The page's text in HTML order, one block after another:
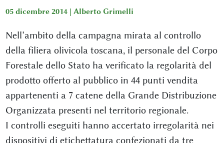
05 dicembre 2014 | Alberto Grimelli
Nell’ambito della campagna mirata al controllo
della filiera olivicola toscana, il personale del Corpo
Forestale dello Stato ha verificato la regolarità del
prodotto offerto al pubblico in 44 punti vendita
appartenenti a 7 catene della Grande Distribuzione
Organizzata presenti nel territorio regionale.
I controlli eseguiti hanno accertato irregolarità nei
dispositivi di etichettatura confezionati da tre